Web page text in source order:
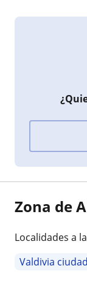
Zona de
Localidades a
Valdivia ciudad